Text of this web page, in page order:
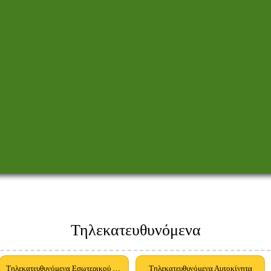
Τηλεκατευθυνόμενα
Τηλεκατευθυνόμενα Εσωτερικού και Εξωτερικού Χώρου Τηλεκατευθυνόμενα Αυτοκίνητα